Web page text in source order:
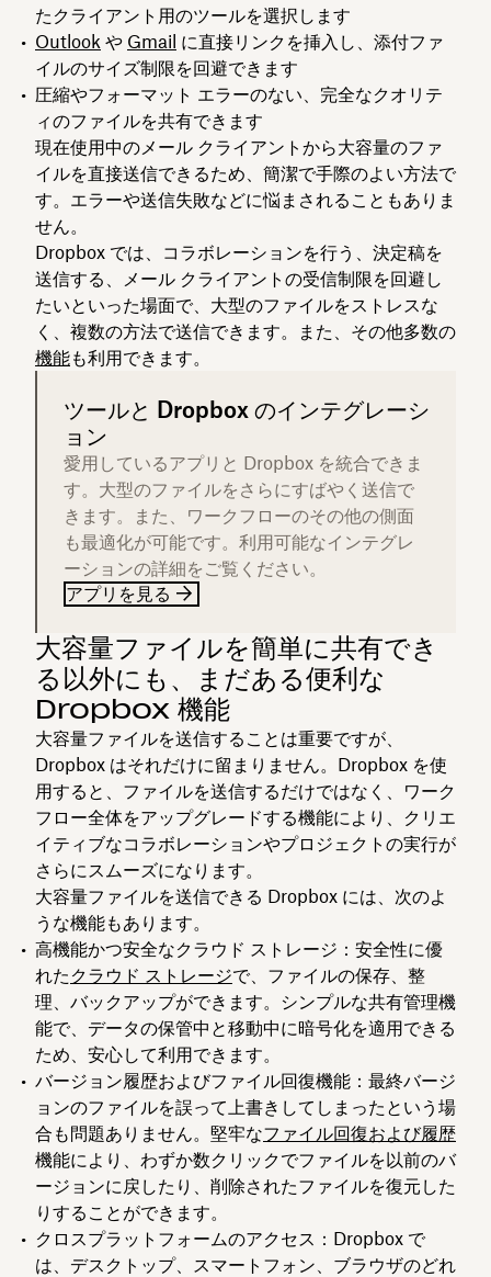
たクライアント用のツールを選択します
Outlook や Gmail に直接リンクを挿入し、添付ファ
イルのサイズ制限を回避できます
圧縮やフォーマット エラーのない、完全なクオリテ
ィのファイルを共有できます
現在使用中のメール クライアントから大容量のファ
イルを直接送信できるため、簡潔で手際のよい方法で
す。エラーや送信失敗などに悩まされることもありま
せん。
Dropbox では、コラボレーションを行う、決定稿を
送信する、メール クライアントの受信制限を回避し
たいといった場面で、大型のファイルをストレスな
く、複数の方法で送信できます。また、その他多数の
機能も利用できます。
ツールと Dropbox のインテグレーシ
ョン
愛用しているアプリと Dropbox を統合できま
す。大型のファイルをさらにすばやく送信で
きます。また、ワークフローのその他の側面
も最適化が可能です。利用可能なインテグレ
ーションの詳細をご覧ください。
アプリを見る
大容量ファイルを簡単に共有でき
る以外にも、まだある便利な
Dropbox 機能
大容量ファイルを送信することは重要ですが、
Dropbox はそれだけに留まりません。Dropbox を使
用すると、ファイルを送信するだけではなく、ワーク
フロー全体をアップグレードする機能により、クリエ
イティブなコラボレーションやプロジェクトの実行が
さらにスムーズになります。
大容量ファイルを送信できる Dropbox には、次のよ
うな機能もあります。
高機能かつ安全なクラウド ストレージ ：安全性に優
れた クラウド ストレージで、ファイルの保存、整
理、バックアップができます。シンプルな共有管理機
能で、データの保管中と移動中に暗号化を適用できる
ため、安心して利用できます。
バージョン履歴およびファイル回復機能 ：最終バージ
ョンのファイルを誤って上書きしてしまったという場
合も問題ありません。堅牢なファイル回復および履歴
機能により、わずか数クリックでファイルを以前のバ
ージョンに戻したり、削除されたファイルを復元した
りすることができます。
クロスプラットフォームのアクセス ：Dropbox で
は、デスクトップ、スマートフォン、ブラウザのどれ